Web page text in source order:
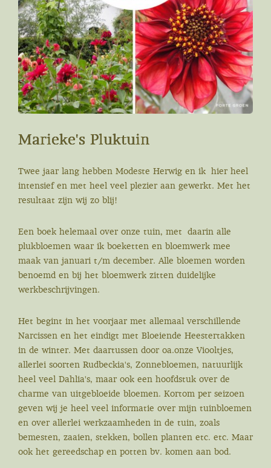
Marieke's Pluktuin
Twee jaar lang hebben Modeste Herwig en ik hier heel
intensief en met heel veel plezier aan gewerkt. Met het
resultaat zijn wij zo blij!
Een boek helemaal over onze tuin, met daarin alle
plukbloemen waar ik boeketten en bloemwerk mee
maak van januari t/m december. Alle bloemen worden
benoemd en bij het bloemwerk zitten duidelijke
werkbeschrijvingen.
Het begint in het voorjaar met allemaal verschillende
Narcissen en het eindigt met Bloeiende Heestertakken
in de winter. Met daartussen door oa.onze Viooltjes,
allerlei soorten Rudbeckia's, Zonnebloemen, natuurlijk
heel veel Dahlia's, maar ook een hoofdstuk over de
charme van uitgebloeide bloemen. Kortom per seizoen
geven wij je heel veel informatie over mijn tuinbloemen
en over allerlei werkzaamheden in de tuin, zoals
bemesten, zaaien, stekken, bollen planten etc. etc. Maar
ook het gereedschap en potten bv. komen aan bod.